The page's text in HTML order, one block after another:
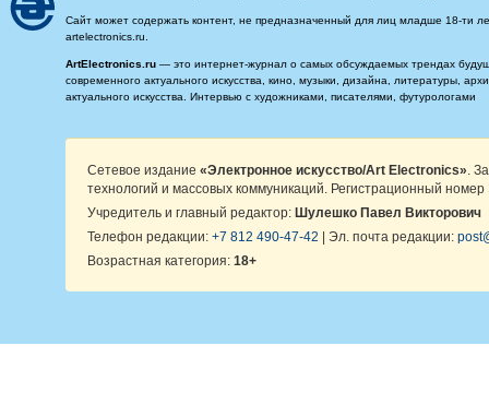
Сайт может содержать контент, не предназначенный для лиц младше 18-ти
artelectronics.ru.
ArtElectronics.ru — это интернет-журнал о самых обсуждаемых трендах
современного актуального искусства, кино, музыки, дизайна, литературы,
актуального искусства. Интервью с художниками, писателями, футурологами
Сетевое издание «Электронное искусство/Art Electronics» .
технологий и массовых коммуникаций. Регистрационный
Учредитель и главный редактор: Шулешко Павел Викторович
Телефон редакции: +7 812 490-47-42 | Эл. почта редакции:
Возрастная категория: 18+